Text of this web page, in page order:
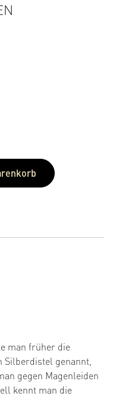
man früher die
Silberdistel genannt,
gegen Magenleiden
kennt man die